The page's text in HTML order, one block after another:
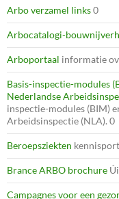
Arbo verzamel links0
Arbocatalogi-
Arboportaal informatie
Basis-inspectie-modules
Nederlandse
inspectie-modules (BIM)
Arbeidsinspectie (NLA). 0
Beroepsziekten
Brance ARBO brochure
Campagnes voor een